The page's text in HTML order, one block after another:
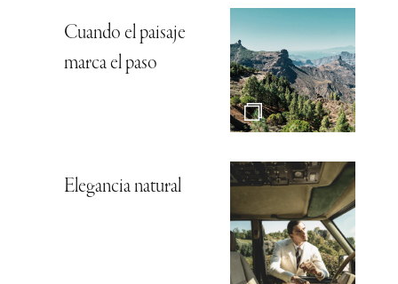
Cuando el paisaje
marca el paso
Elegancia natural